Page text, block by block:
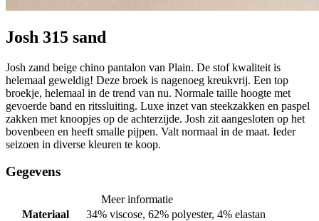
Josh 315 sand
Josh zand beige chino pantalon van Plain. De stof kwaliteit is
helemaal geweldig! Deze broek is nagenoeg kreukvrij. Een top
broekje, helemaal in de trend van nu. Normale taille hoogte met
gevoerde band en ritssluiting. Luxe inzet van steekzakken en paspel
zakken met knoopjes op de achterzijde. Josh zit aangesloten op het
bovenbeen en heeft smalle pijpen. Valt normaal in de maat. Ieder
seizoen in diverse kleuren te koop.
Gegevens
Meer informatie
Materiaal
34% viscose, 62% polyester, 4% elastan